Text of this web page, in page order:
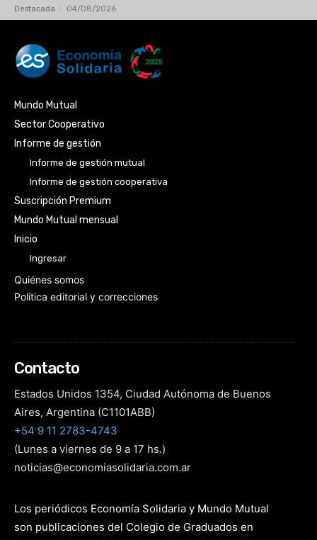
Destacada 04/08/2026
Mundo Mutual
Sector Cooperativo
Informe de gestión
Informe de gestión mutual
Informe de gestión cooperativa
Suscripción Premium
Mundo Mutual mensual
Inicio
Ingresar
Quiénes somos
Política editorial y correcciones
Contacto
Estados Unidos 1354, Ciudad Autónoma de Buenos
Aires, Argentina (C1101ABB)
+54 9 11 2783-4743
(Lunes a viernes de 9 a 17 hs.)
noticias@economiasolidaria.com.ar
Los periódicos Economía Solidaria y Mundo Mutual
son publicaciones del Colegio de Graduados en